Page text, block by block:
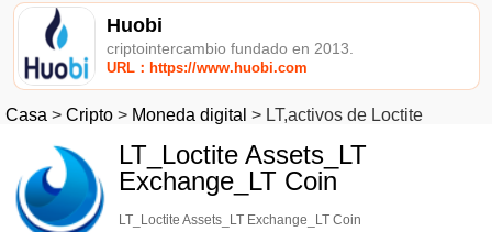
Huobi
criptointercambio fundado en 2013.
URL：https://www.huobi.com
Casa > Cripto > Moneda digital > LT,activos de Loctite
LT_Loctite Assets_LT
Exchange_LT Coin
LT_Loctite Assets_LT Exchange_LT Coin